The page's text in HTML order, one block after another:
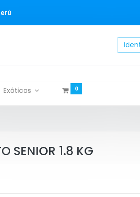
Exóticos 0
SENIOR 1.8 KG